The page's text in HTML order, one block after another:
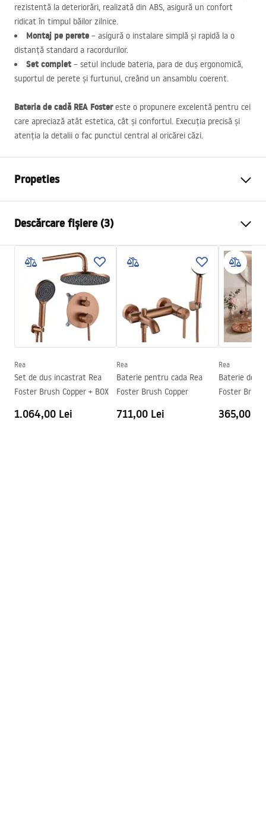
rezistentă la deteriorări, realizată din ABS, asigură un confort
ridicat în timpul băilor zilnice.
Montaj pe perete – asigură o instalare simplă și rapidă la o
distanță standard a racordurilor.
Set complet – setul include bateria, para de duș ergonomică,
suportul de perete și furtunul, creând un ansamblu coerent.
Bateria de cadă REA Fostereste o propunere excelentă pentru cei
care apreciază atât estetica, cât și confortul. Execuția precisă și
atenția la detalii o fac punctul central al oricărei căzi.
Propeties
Metodă de montaj
Culoare
Cupru periat
Tip de gura de scurgere
Fixă
Material
Lungimea gurii
175 mm
Inalime
100mm
Tehnologia de acoperire
PVD
Diametru pentru conectare
Distanța dintre racorduri
150mm
Descărcare fișiere (3)
Instrucțiuni de asamblare
Faucet.pdf
Warunki bezpieczeństwa
WARUNKI BEZPIECZENSTWA BATERIE.pdf
Warranty_Terms_and_Conditions_Faucets_-_5.pdf
Rea
Set de dus incastrat Rea
Foster Brush Copper + BOX
1.064,00 Lei
Rea
Baterie pentru cada Rea
Foster Brush Copper
711,00 Lei
Rea
Baterie de
Foster Brush
365,00